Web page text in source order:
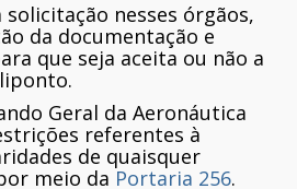
nesses órgãos,
da documentação e
que seja aceita ou não a
Geral da Aeronáutica
referentes à
de quaisquer
meio da Portaria 256.